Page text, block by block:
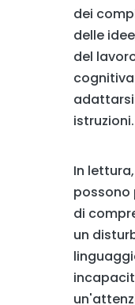
dei
delle
del
istruzioni.
In
possono
di
un